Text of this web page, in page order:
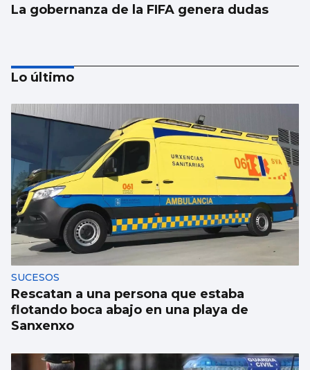
La gobernanza de la FIFA genera dudas
Taparse la boca, amarilla
Lo último
SUCESOS
Rescatan a una persona que estaba
flotando boca abajo en una playa de
Sanxenxo